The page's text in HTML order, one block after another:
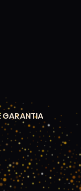
GARANTIA